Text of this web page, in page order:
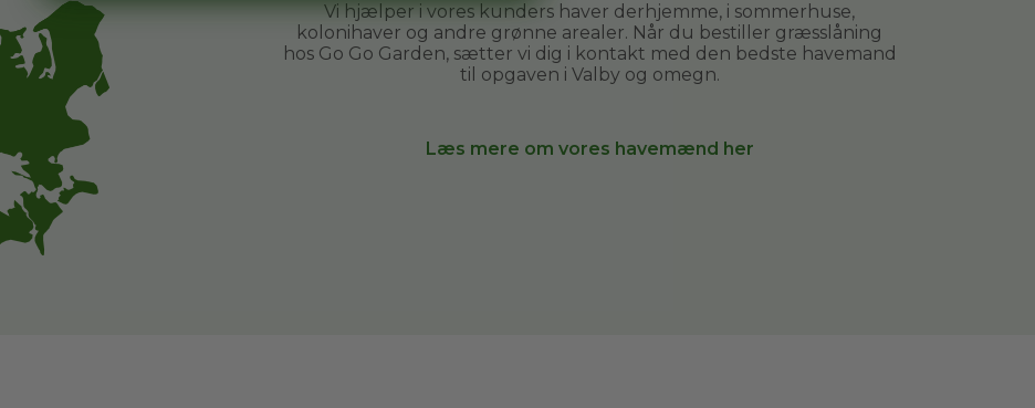
Vi hjælper i vores kunders haver derhjemme, i sommerhuse,
kolonihaver og andre grønne arealer. Når du bestiller græsslåning
hos Go Go Garden, sætter vi dig i kontakt med den bedste havemand
til opgaven i Valby og omegn.
Læs mere om vores havemænd her